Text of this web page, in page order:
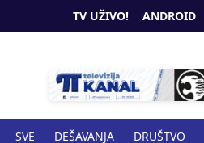
TV UŽIVO! ANDROID
SVE DEŠAVANJA DRUŠTVO